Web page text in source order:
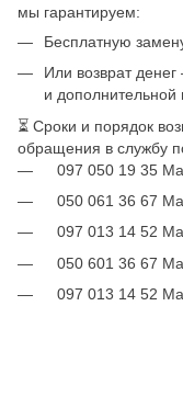
мы гарантируем:
Бесплатную
Или возврат
и
⏳ Сроки и порядок
обращения в службу
097 050 19 35
050 061 36 67
097 013 14 52
050 601 36 67
097 013 14 52